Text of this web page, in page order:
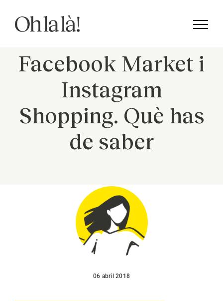
content
Facebook Market i
Instagram
Shopping. Què has
de saber
06 abril 2018